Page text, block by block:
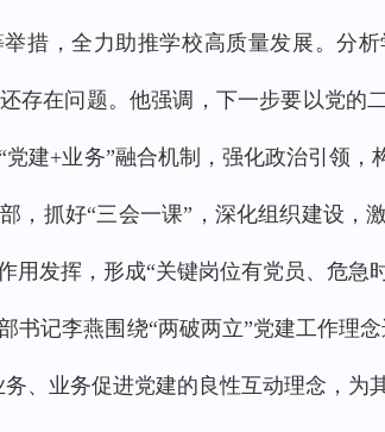
措，全力助推学校高质量发展。分
存在问题。他强调，下一步要以党的
建+业务”融合机制，强化政治引领
，抓好“三会一课”，深化组织建设，
用发挥，形成“关键岗位有党员、危急
书记李燕围绕“两破两立”党建工作理
、业务促进党建的良性互动理念，为